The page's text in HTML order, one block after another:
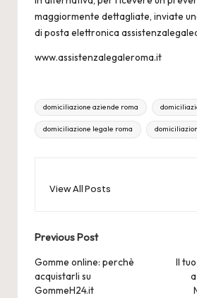
maggiormente dettagliate, inviate
di posta elettronica
www.assistenzalegaleroma.it
Tags:
domiciliazione aziende roma
domiciliazione legale roma
View All Posts
Post
navigation
Previous Post
Gomme online: perchè
acquistarli su
GommeH24.it
Il